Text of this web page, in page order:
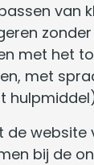
van
met het
met
de website
bij de